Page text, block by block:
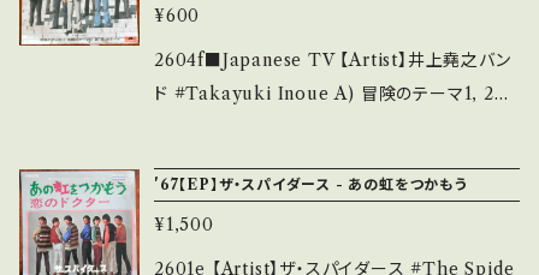
ms/14252144 お知らせ等は、About 画面にて
多 *その他、+ - で補足しています。 *中古という
事をご理解して頂ける方のご購入をお願い致し
ます。 Please purchase it if you understan
い。 https://onbankutsu.thebase.in/items/1
4252144 お知らせ等は、About 画面にてご確
■参考視聴■ https://youtu.be/iRXVoYYk3
-k?si=v1eJR2pHB6tLWLDy 【Condition】 J
acket/Record：B/B+ (国内盤) ________
等も無く、痛みも薄い B・多少痛み・キズなど見
られる C・痛み多・キズ多く痛み多 *その他、+ -
で補足しています。 *中古という事をご理解して
¥600
2604f■Japanese TV 【Artist】井上堯之バン
ド #Takayuki Inoue A) 冒険のテーマ1, 2
テーマ「太陽にほえろ！」OST ■参考視聴■ htt
ps://youtu.be/YIEwo4PTUJw?si=YsS7OH
Vv4kgI7DRs 【Condition】 Jacket/Record：
'67【EP】ザ・スパイダース - あの虹をつかもう
¥1,500
2601e 【Artist】ザ・スパイダース #The Spide